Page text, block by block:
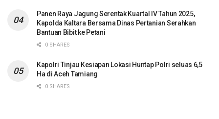
Panen Raya Jagung Serentak Kuartal IV Tahun 2025,
Kapolda Kaltara Bersama Dinas Pertanian Serahkan
Bantuan Bibit ke Petani
0 SHARES
Kapolri Tinjau Kesiapan Lokasi Huntap Polri seluas 6,5
Ha di Aceh Tamiang
0 SHARES